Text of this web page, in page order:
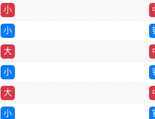
小
小
大
小
大
小